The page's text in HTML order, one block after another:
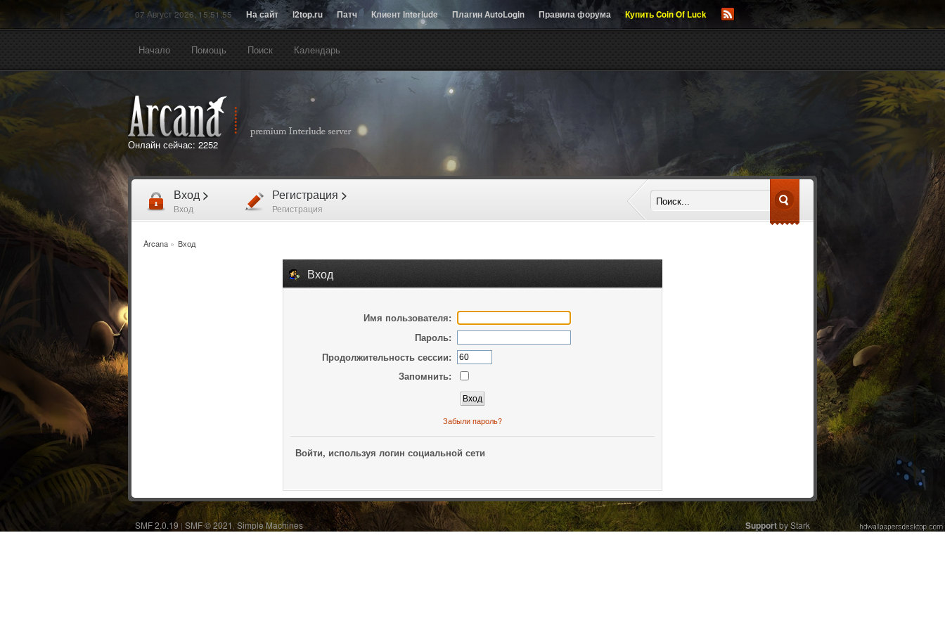
07 Август 2026, 15:51:55 На сайт l2top.ru Патч Клиент Interlude Плагин AutoLogin Правила форума Купить Coin Of Luck
Начало Помощь Поиск Календарь
Онлайн сейчас: 2252
Вход >
Вход
Регистрация >
Регистрация
Arcana» Вход
Вход
Имя пользователя:
Пароль:
Продолжительность сессии:
Запомнить:
Забыли пароль?
Войти, используя логин социальной сети
SMF 2.0.19 | SMF © 2021 ,Simple Machines Supportby Stark